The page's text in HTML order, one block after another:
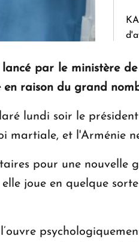
Le
par le ministère
raison du grand
lundi soir le
martiale, et l'Arménie
pour une nouvelle
joue en quelque